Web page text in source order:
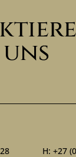
uns
H: +27 (0)